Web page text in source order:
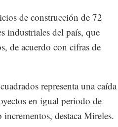
de construcción de 72
industriales del país, que
de acuerdo con cifras de
representa una caída
en igual periodo de
destaca Mireles.